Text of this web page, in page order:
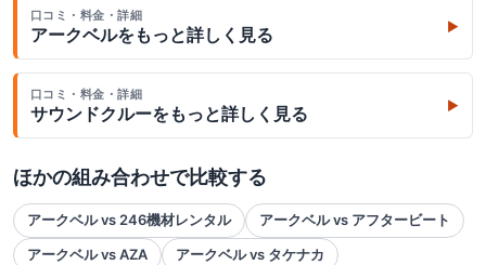
口コミ・料金・詳細
アークベルをもっと詳しく見る ▶
口コミ・料金・詳細
サウンドクルーをもっと詳しく見る ▶
ほかの組み合わせで比較する
アークベル vs 246機材レンタル
アークベル vs アフタービート
アークベル vs AZA
アークベル vs タケナカ